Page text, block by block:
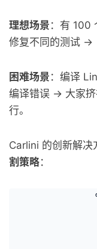
理想场景 ：有 100
修复不同的测试 →
困难场景 ：编译
编译错误 → 大家
行。
Carlini 的创新解
割策略：